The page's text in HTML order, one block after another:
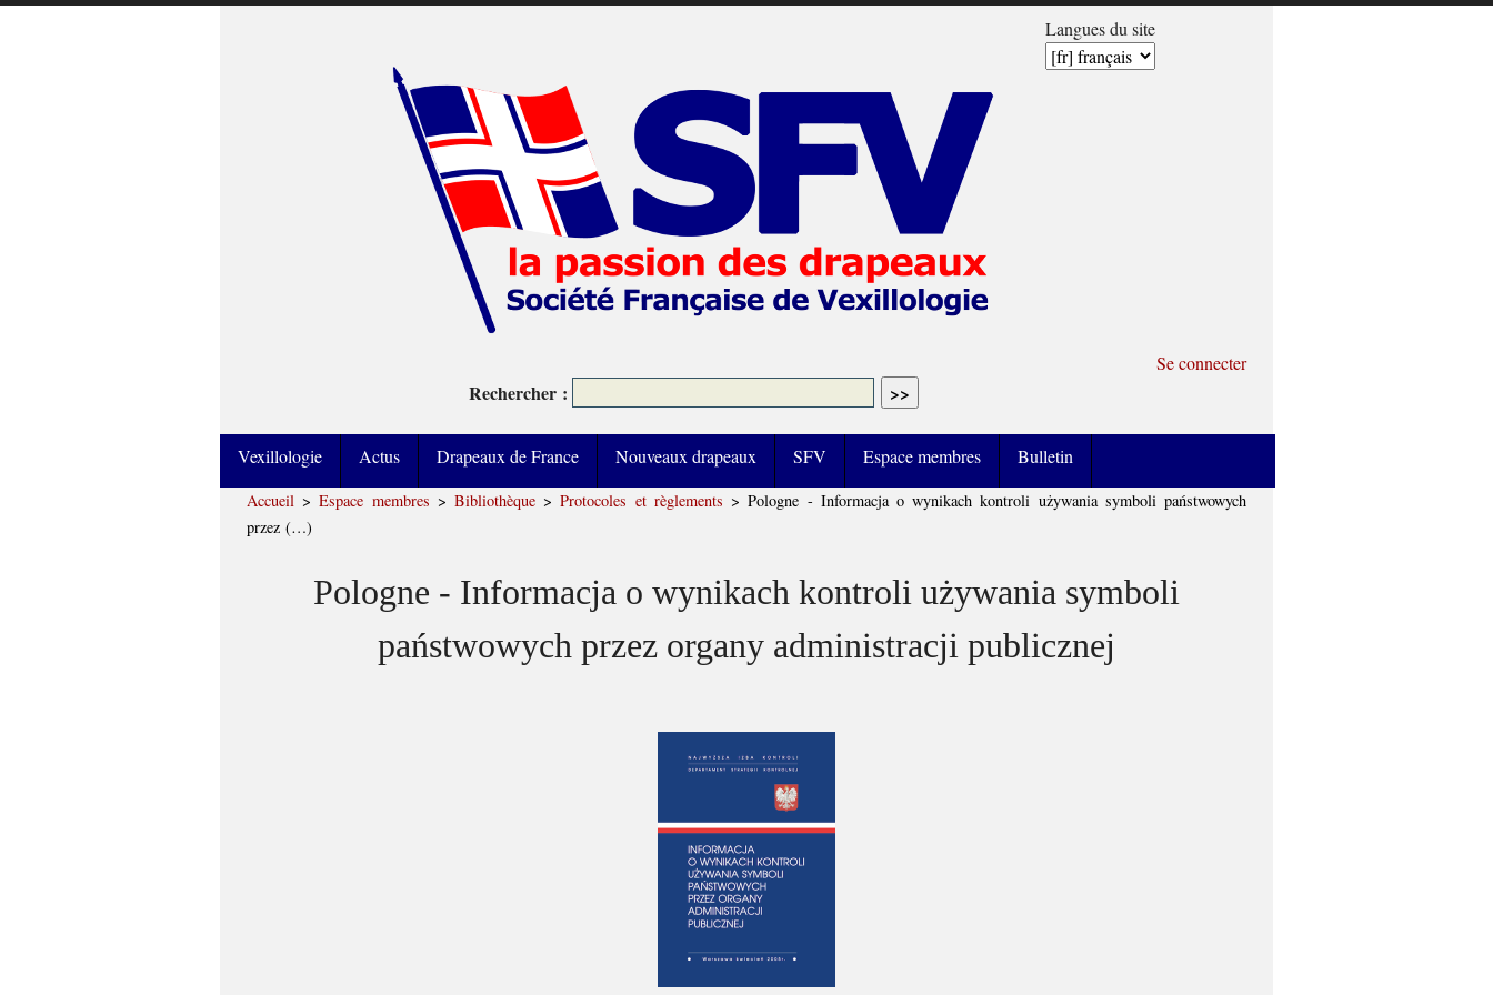
Se connecter
Langues du site
Rechercher :
Vexillologie Actus Drapeaux de France Nouveaux drapeaux SFV Espace membres Bulletin
Accueil >Espace membres >Bibliothèque >Protocoles et règlements >Pologne - Informacja o wynikach kontroli używania symboli państwowych
przez (…)
Pologne - Informacja o wynikach kontroli używania symboli
państwowych przez organy administracji publicznej